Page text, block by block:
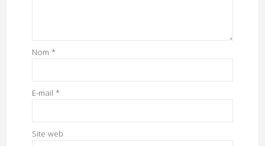
Nom *
E-mail *
Site web